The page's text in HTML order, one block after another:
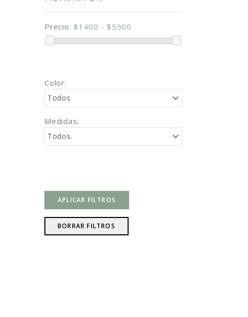
Precio: $1400 - $5500
Color:
Todos
Medidas:
Todos
APLICAR FILTROS
BORRAR FILTROS